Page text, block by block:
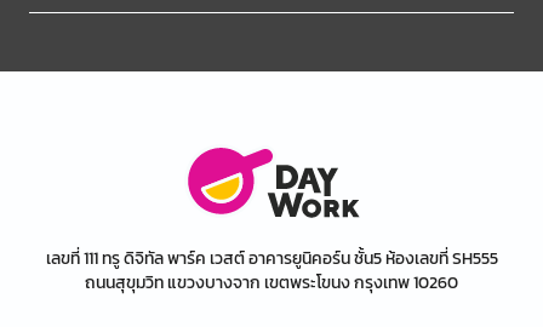
เลขที่ 111 ทรู ดิจิทัล พาร์ค เวสต์ อาคารยูนิคอร์น ชั้น5 ห้องเลขที่ SH555
ถนนสุขุมวิท แขวงบางจาก เขตพระโขนง กรุงเทพ 10260